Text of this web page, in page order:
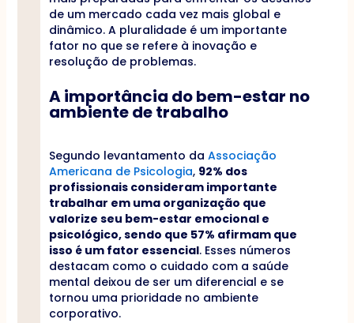
de um mercado cada vez mais global e
dinâmico. A pluralidade é um importante
fator no que se refere à inovação e
resolução de problemas.
A importância do bem-estar no
ambiente de trabalho
Segundo levantamento da Associação
Americana de Psicologia, 92% dos
profissionais consideram importante
trabalhar em uma organização que
valorize seu bem-estar emocional e
psicológico, sendo que 57% afirmam que
isso é um fator essencial. Esses números
destacam como o cuidado com a saúde
mental deixou de ser um diferencial e se
tornou uma prioridade no ambiente
corporativo.